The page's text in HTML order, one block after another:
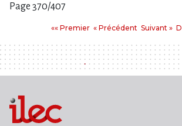
Page 370/407
«« PremierPremier
« PrécédentPrécédent
Suivant
Suivant »